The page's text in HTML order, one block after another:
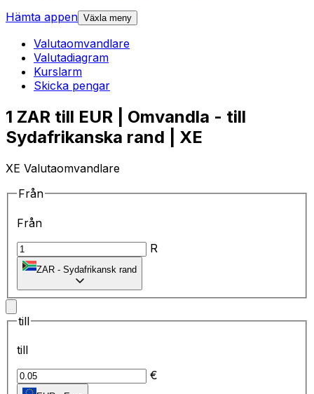
Hämta appen Växla meny
Valutaomvandlare
Valutadiagram
Kurslarm
Skicka pengar
1 ZAR till EUR | Omvandla - till
Sydafrikanska rand | XE
XE Valutaomvandlare
Från
Från
R
ZAR - Sydafrikansk rand
till
till
€